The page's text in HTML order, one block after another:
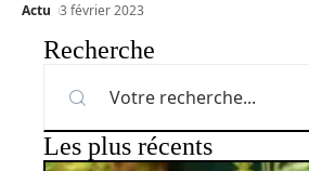
Actu 3 février 2023
Recherche
Les plus récents